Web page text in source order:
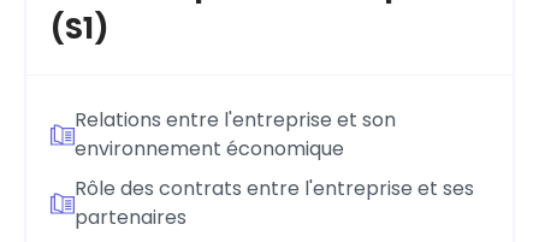
(S1)
Relations entre l'entreprise et son
environnement économique
Rôle des contrats entre l'entreprise et ses
partenaires